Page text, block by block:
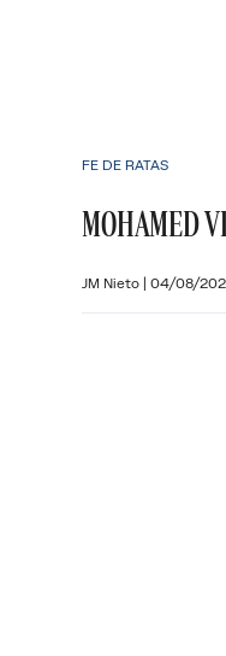
FE DE RATAS
MOHAMED
JM Nieto | 04/08/